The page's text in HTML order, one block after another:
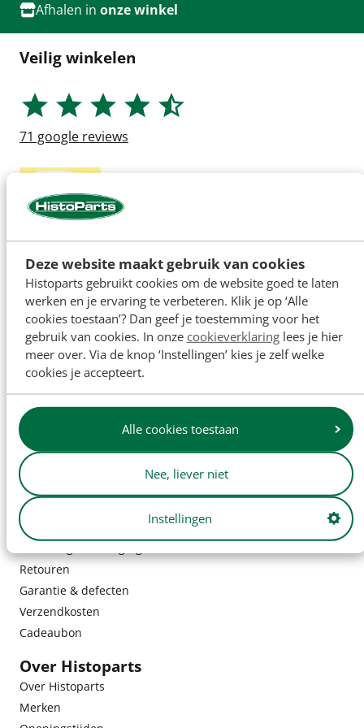
Deze website maakt gebruik van cookies
Histoparts gebruikt cookies om de website goed te laten
werken en je ervaring te verbeteren. Klik je op ‘Alle
cookies toestaan’? Dan geef je toestemming voor het
gebruik van cookies. In onze cookieverklaringlees je hier
meer over. Via de knop ‘Instellingen’ kies je zelf welke
cookies je accepteert.
Alle cookies toestaan
Nee, liever niet
Instellingen
Afhalen in onze winkel
Veilig winkelen
71 google reviews
Klantenservice
Retouren
Garantie & defecten
Verzendkosten
Cadeaubon
Over Histoparts
Over Histoparts
Merken